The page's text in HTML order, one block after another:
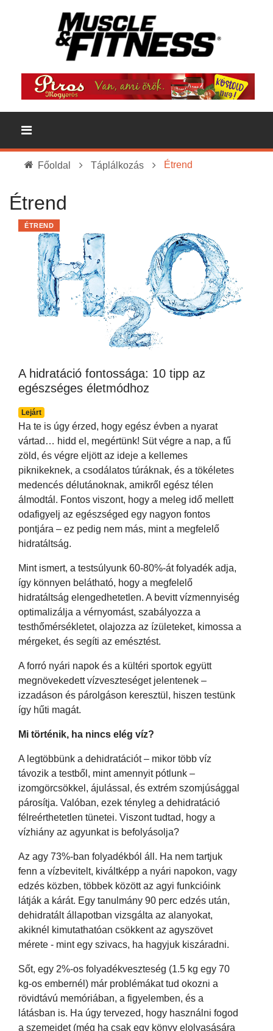
Főoldal Táplálkozás Étrend
Étrend
A hidratáció fontossága: 10 tipp az
egészséges életmódhoz
Lejárt
ÉTREND
Ha te is úgy érzed, hogy egész évben a nyarat
vártad… hidd el, megértünk! Süt végre a nap, a fű
zöld, és végre eljött az ideje a kellemes
piknikeknek, a csodálatos túráknak, és a tökéletes
medencés délutánoknak, amikről egész télen
álmodtál. Fontos viszont, hogy a meleg idő mellett
odafigyelj az egészséged egy nagyon fontos
pontjára – ez pedig nem más, mint a megfelelő
hidratáltság.
Mint ismert, a testsúlyunk 60-80%-át folyadék adja,
így könnyen belátható, hogy a megfelelő
hidratáltság elengedhetetlen. A bevitt vízmennyiség
optimalizálja a vérnyomást, szabályozza a
testhőmérsékletet, olajozza az ízületeket, kimossa a
mérgeket, és segíti az emésztést.
A forró nyári napok és a kültéri sportok együtt
megnövekedett vízveszteséget jelentenek –
izzadáson és párolgáson keresztül, hiszen testünk
így hűti magát.
Mi történik, ha nincs elég víz?
A legtöbbünk a dehidratációt – mikor több víz
távozik a testből, mint amennyit pótlunk –
izomgörcsökkel, ájulással, és extrém szomjúsággal
párosítja. Valóban, ezek tényleg a dehidratáció
félreérthetetlen tünetei. Viszont tudtad, hogy a
vízhiány az agyunkat is befolyásolja?
Az agy 73%-ban folyadékból áll. Ha nem tartjuk
fenn a vízbevitelt, kiváltképp a nyári napokon, vagy
edzés közben, többek között az agyi funkcióink
látják a kárát. Egy tanulmány 90 perc edzés után,
dehidratált állapotban vizsgálta az alanyokat,
akiknél kimutathatóan csökkent az agyszövet
mérete - mint egy szivacs, ha hagyjuk kiszáradni.
Sőt, egy 2%-os folyadékveszteség (1.5 kg egy 70
kg-os embernél) már problémákat tud okozni a
rövidtávú memóriában, a figyelemben, és a
látásban is. Ha úgy tervezed, hogy használni fogod
a szemeidet (még ha csak egy könyv elolvasására